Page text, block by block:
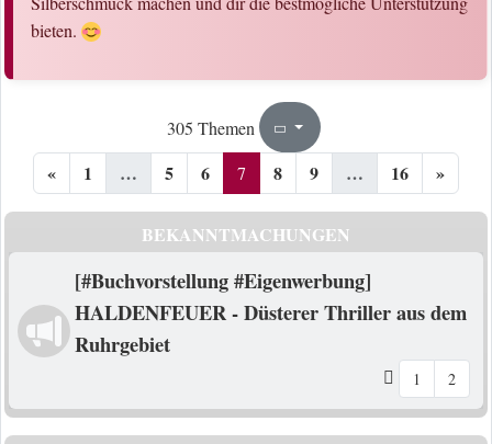
bieten.
305 Themen Seite7
« 1 … 5 6 7 8 9 … 16 »
BEKANNTMACHUNGEN
[#Buchvorstellung #Eigenwerbung]
HALDENFEUER - Düsterer Thriller aus dem
Ruhrgebiet
1 2